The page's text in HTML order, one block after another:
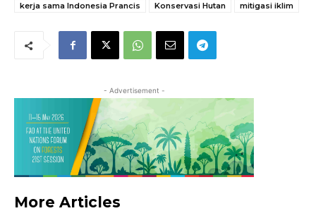
kerja sama Indonesia Prancis
Konservasi Hutan mitigasi iklim
- Advertisement -
More Articles